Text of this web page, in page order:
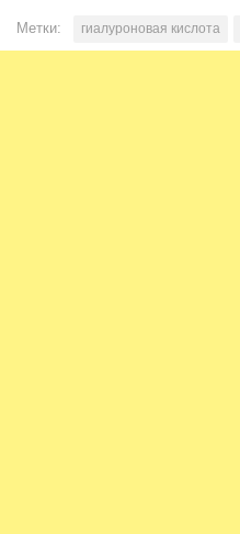
Метки: гиалуроновая кислота